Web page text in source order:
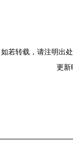
如若转载，请注明出
更新